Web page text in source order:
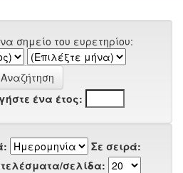
σημείο του ευρετηρίου:
ένα έτος:
Σε σειρά:
σελίδα: